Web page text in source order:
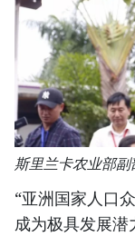
斯里兰卡农业部副
“亚洲国家人口
成为极具发展